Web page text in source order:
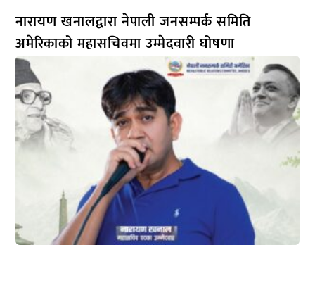
नारायण खनालद्वारा नेपाली जनसम्पर्क समिति
अमेरिकाको महासचिवमा उम्मेदवारी घोषणा